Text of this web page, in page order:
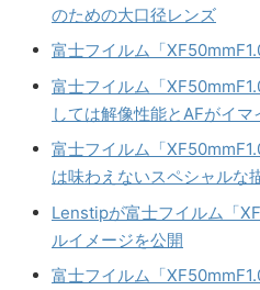
のための大口径レンズ
富士フイルム「
富士フイルム「
しては解像性能とAFがイマ
富士フイルム「
は味わえないスペシャルな
Lenstipが富士フイルム「
ルイメージを公開
富士フイルム「